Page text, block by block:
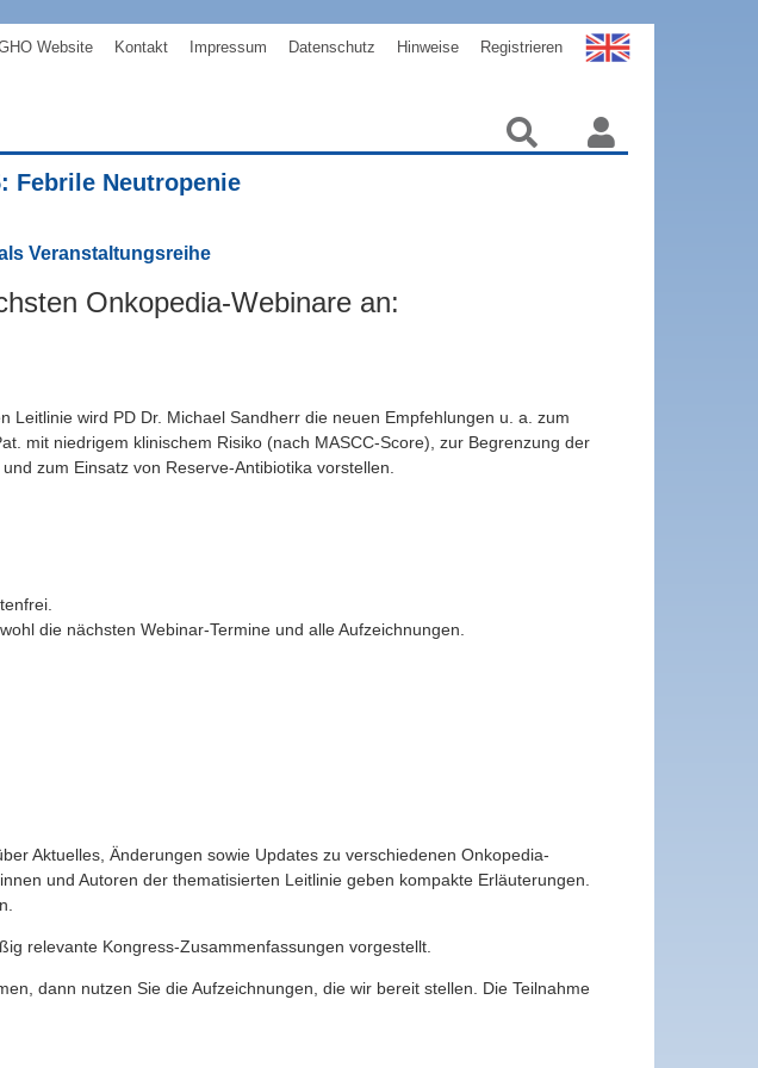
Website Kontakt Impressum Datenschutz Hinweise Registrieren
Febrile Neutropenie
Veranstaltungsreihe
Onkopedia-Webinare an:
Leitlinie wird PD Dr. Michael Sandherr die neuen Empfehlungen u. a. zum
mit niedrigem klinischem Risiko (nach MASCC-Score), zur Begrenzung der
zum Einsatz von Reserve-Antibiotika vorstellen.
die nächsten Webinar-Termine und alle Aufzeichnungen.
Aktuelles, Änderungen sowie Updates zu verschiedenen Onkopedia-
und Autoren der thematisierten Leitlinie geben kompakte Erläuterungen.
relevante Kongress-Zusammenfassungen vorgestellt.
dann nutzen Sie die Aufzeichnungen, die wir bereit stellen. Die Teilnahme